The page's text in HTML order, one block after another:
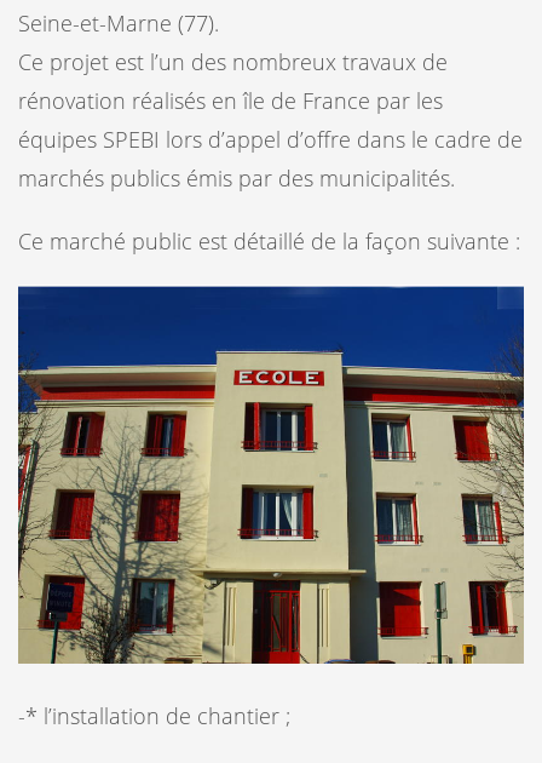
Seine-et-Marne (77).
Ce projet est l’un des nombreux travaux de
rénovation réalisés en île de France par les
équipes SPEBI lors d’appel d’offre dans le cadre de
marchés publics émis par des municipalités.
Ce marché public est détaillé de la façon suivante :
-* l’installation de chantier ;